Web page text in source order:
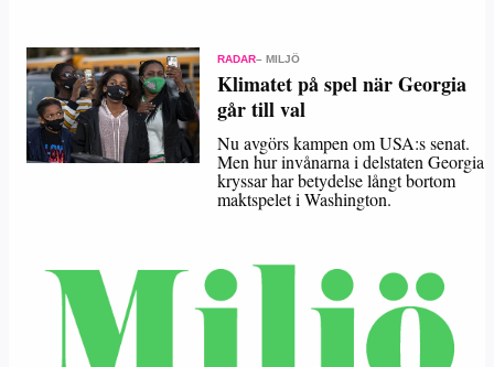
RADAR– MILJÖ
Klimatet på spel när Georgia
går till val
Nu avgörs kampen om USA:s senat.
Men hur invånarna i delstaten Georgia
kryssar har betydelse långt bortom
maktspelet i Washington.